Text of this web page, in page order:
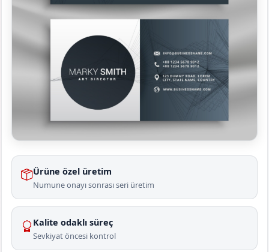
Ürüne özel üretim
Numune onayı sonrası seri üretim
Kalite odaklı süreç
Sevkiyat öncesi kontrol